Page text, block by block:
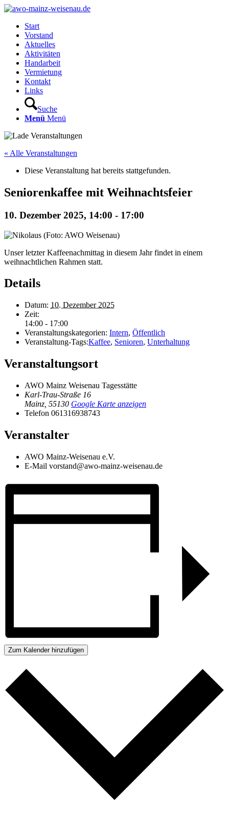
Start
Vorstand
Aktuelles
Aktivitäten
Handarbeit
Vermietung
Kontakt
Links
Suche
Menü Menü
« Alle Veranstaltungen
Diese Veranstaltung hat bereits stattgefunden.
Seniorenkaffee mit Weihnachtsfeier
10. Dezember 2025, 14:00 - 17:00
Unser letzter Kaffeenachmittag in diesem Jahr findet in einem
weihnachtlichen Rahmen statt.
Details
Datum: 10. Dezember 2025
Zeit:
14:00 - 17:00
Veranstaltungskategorien: Intern, Öffentlich
Veranstaltung-Tags:Kaffee, Senioren, Unterhaltung
Veranstaltungsort
AWO Mainz Weisenau Tagesstätte
Karl-Trau-Straße 16
Mainz 55130 Google Karte anzeigen
Telefon 061316938743
Veranstalter
AWO Mainz-Weisenau e.V.
E-Mail vorstand@awo-mainz-weisenau.de
Zum Kalender hinzufügen